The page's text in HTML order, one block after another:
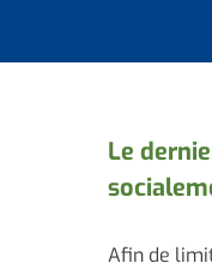
Le
Afin de